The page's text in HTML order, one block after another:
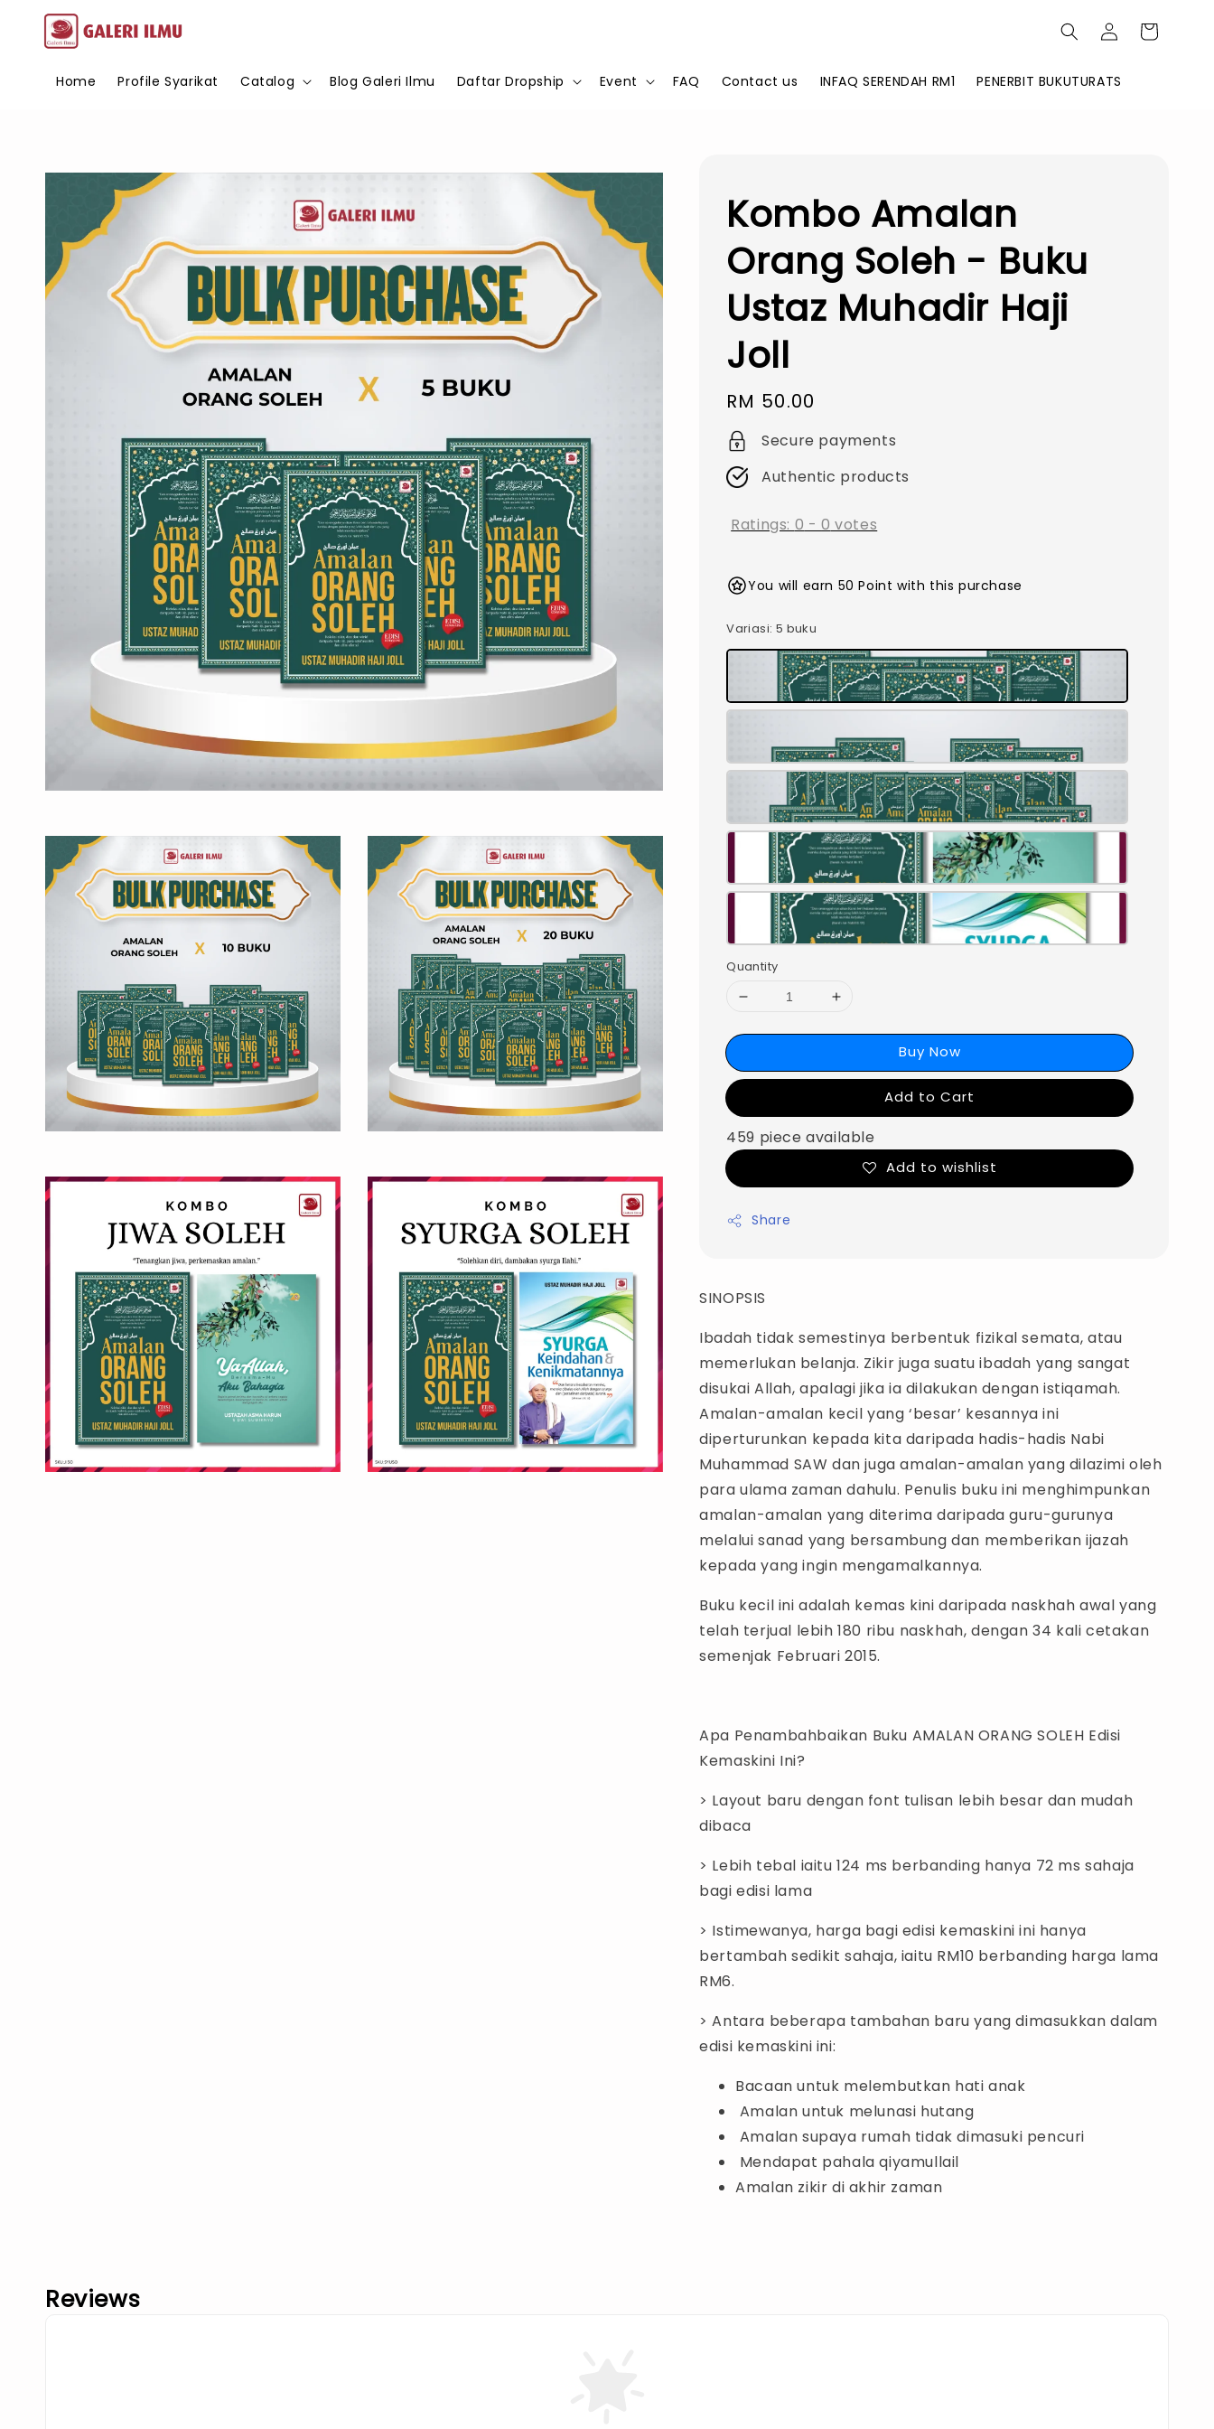
Home Profile Syarikat Catalog Blog Galeri Ilmu Daftar Dropship Event FAQ Contact us INFAQ SERENDAH RM1 PENERBIT BUKUTURATS
Kombo Amalan
Orang Soleh - Buku
Ustaz Muhadir Haji
Joll
Regular
price
RM 50.00
Secure payments
Authentic products
Ratings: 0 -0 votes
You will earn 50 Point with this purchase
Variasi: 5 buku
Quantity
Buy Now
Add to Cart
459 piece available
Add to wishlist
Share
SINOPSIS
Ibadah tidak semestinya berbentuk fizikal semata, atau
memerlukan belanja. Zikir juga suatu ibadah yang sangat
disukai Allah, apalagi jika ia dilakukan dengan istiqamah.
Amalan-amalan kecil yang ‘besar’ kesannya ini
diperturunkan kepada kita daripada hadis-hadis Nabi
Muhammad SAW dan juga amalan-amalan yang dilazimi oleh
para ulama zaman dahulu. Penulis buku ini menghimpunkan
amalan-amalan yang diterima daripada guru-gurunya
melalui sanad yang bersambung dan memberikan ijazah
kepada yang ingin mengamalkannya.
Buku kecil ini adalah kemas kini daripada naskhah awal yang
telah terjual lebih 180 ribu naskhah, dengan 34 kali cetakan
semenjak Februari 2015.
Apa Penambahbaikan Buku AMALAN ORANG SOLEH Edisi
Kemaskini Ini?
> Layout baru dengan font tulisan lebih besar dan mudah
dibaca
> Lebih tebal iaitu 124 ms berbanding hanya 72 ms sahaja
bagi edisi lama
> Istimewanya, harga bagi edisi kemaskini ini hanya
bertambah sedikit sahaja, iaitu RM10 berbanding harga lama
RM6.
> Antara beberapa tambahan baru yang dimasukkan dalam
edisi kemaskini ini:
Bacaan untuk melembutkan hati anak
Amalan untuk melunasi hutang
Amalan supaya rumah tidak dimasuki pencuri
Mendapat pahala qiyamullail
Amalan zikir di akhir zaman
Reviews